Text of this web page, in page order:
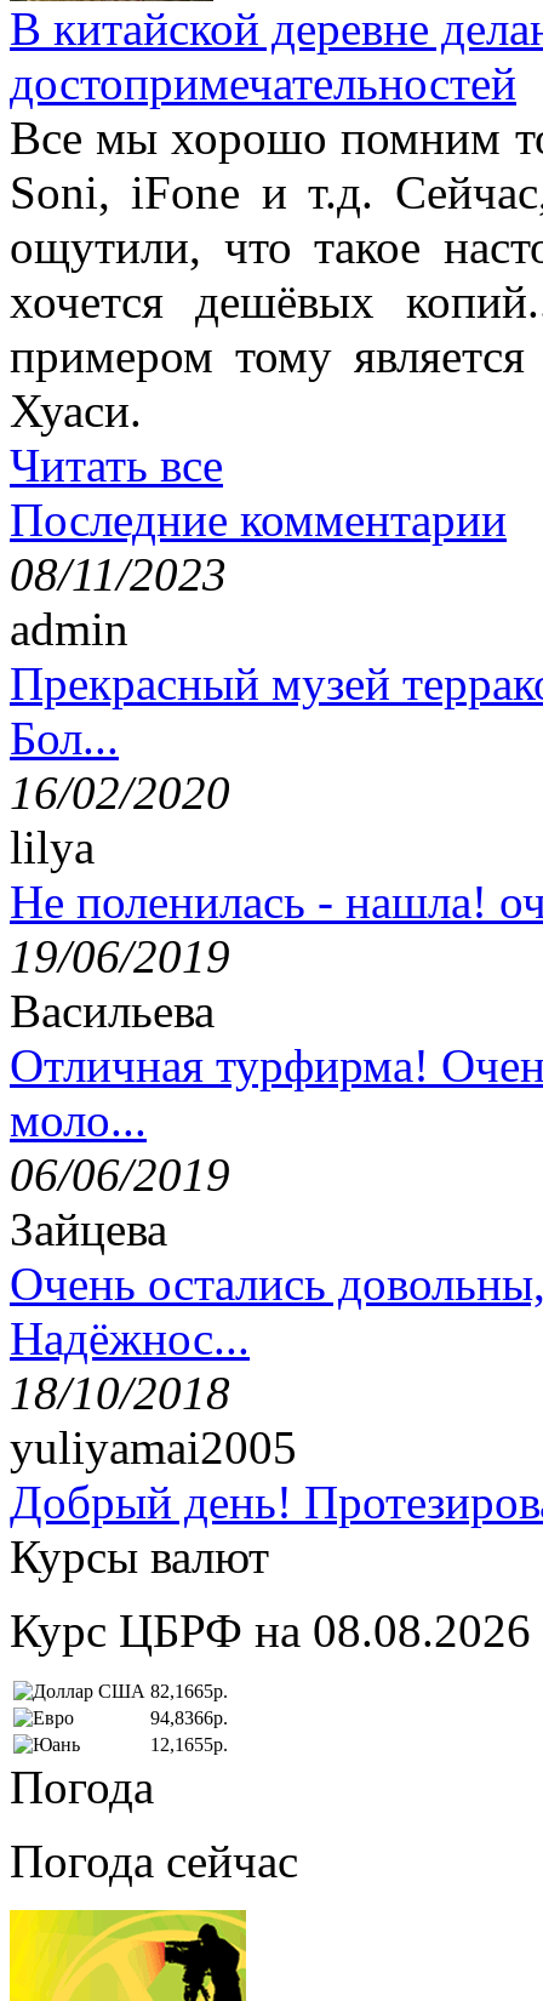
В китайской деревне
достопримечательностей
Все мы хорошо помним
Soni, iFone и т.д.
ощутили, что такое
хочется дешёвых
примером тому является
Хуаси.
Читать все
Последние комментарии
08/11/2023
admin
Прекрасный музей
Бол...
16/02/2020
lilya
Не поленилась - нашла!
19/06/2019
Васильева
Отличная турфирма!
моло...
06/06/2019
Зайцева
Очень остались
Надёжнос...
18/10/2018
yuliyamai2005
Добрый день!
Курсы валют
Курс ЦБРФ на 08.08.2026
82,1665р.
94,8366р.
12,1655р.
Погода
Погода сейчас